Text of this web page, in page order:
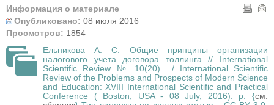
Информация о материале
Опубликовано: 08 июля 2016
Просмотров: 1854
Ельникова А. С. Общие принципы организации
налогового учета договора толлинга // International
Scientific Review № 10(20) / International Scientific
Review of the Problems and Prospects of Modern Science
and Education: XVIII International Scientific and Practical
Conference ( Boston, USA - 08 July, 2016). p. {см.